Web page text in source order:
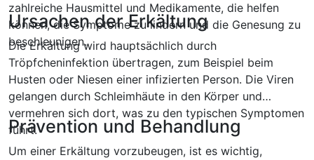
zahlreiche Hausmittel und Medikamente, die helfen
können, die Symptome zu lindern und die Genesung zu
beschleunigen.
Ursachen der Erkältung
Die Erkältung wird hauptsächlich durch
Tröpfcheninfektion übertragen, zum Beispiel beim
Husten oder Niesen einer infizierten Person. Die Viren
gelangen durch Schleimhäute in den Körper und
vermehren sich dort, was zu den typischen Symptomen
führt.
Prävention und Behandlung
Um einer Erkältung vorzubeugen, ist es wichtig,